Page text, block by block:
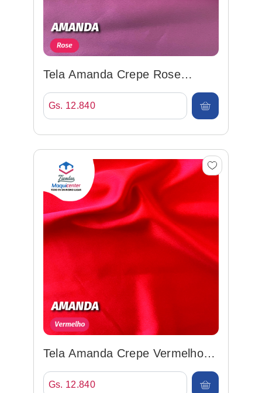
Tela Amanda Crepe Rose
148cm 100%poly
Gs. 12.840
Tela Amanda Crepe Vermelho
148cm 100%poly
Gs. 12.840